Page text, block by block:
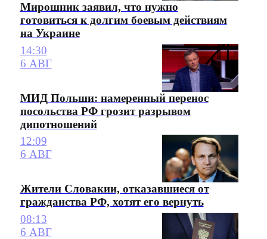
Мирошник заявил, что нужно
готовиться к долгим боевым действиям
на Украине
14:30
6 АВГ
МИД Польши: намеренный перенос
посольства РФ грозит разрывом
дипотношений
12:09
6 АВГ
Жители Словакии, отказавшиеся от
гражданства РФ, хотят его вернуть
08:13
6 АВГ